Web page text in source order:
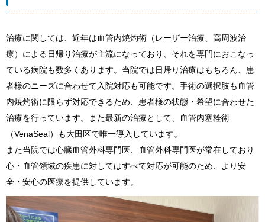
治療に関しては、近年は血管内焼灼術（レーザー治療、高周波治
療）による日帰り治療が主流になっており、それを専門におこなっ
ている病院も数多くあります。当院では日帰り治療はもちろん、患
者様のニーズに合わせて入院対応も可能です。手術の選択肢も血管
内焼灼術に限らず対応できるため、患者様の状態・希望に合わせた
治療を行っています。また最新の治療として、血管内塞栓術
（VenaSeal）も大田区で唯一導入しています。
また当院では心臓血管外科専門医、血管外科専門医が常在しており
心・血管領域の疾患に対してはすべて対応が可能のため、より安
全・安心の医療を提供しています。